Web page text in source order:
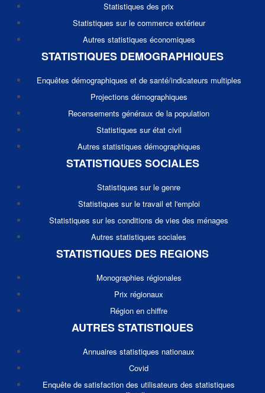
Statistiques des prix
Statistiques sur le commerce extérieur
Autres statistiques économiques
STATISTIQUES DEMOGRAPHIQUES
Enquêtes démographiques et de santé/indicateurs multiples
Projections démographiques
Recensements généraux de la population
Statistiques sur état civil
Autres statistiques démographiques
STATISTIQUES SOCIALES
Statistiques sur le genre
Statistiques sur le travail et l'emploi
Statistiques sur les conditions de vies des ménages
Autres statistiques sociales
STATISTIQUES DES REGIONS
Monographies régionales
Prix régionaux
Région en chiffre
AUTRES STATISTIQUES
Annuaires statistiques nationaux
Covid
Enquête de satisfaction des utilisateurs des statistiques